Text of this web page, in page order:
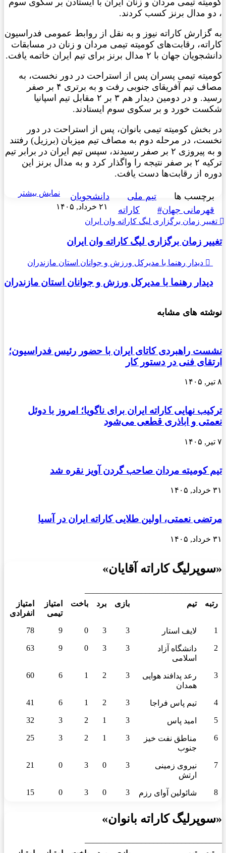
کومیته تیمی مردان و زنان ایران با ایستادن بر سکوی سوم
، دو مدال برنز کسب کردند.
به گزارش کاراته نیوز و به نقل از روابط عمومی فدراسیون
کاراته، رقابت‌های کومیته تیمی مردان و زنان در مسابقات
دانشجویان جهان با ۲ مدال برنز برای تیم ایران خاتمه یافت.
کومیته تیمی پسران پس از استراحت در دور نخست، به
مصاف تیم آفریقای جنوبی رفت و به برتری ۴ بر صفر
رسید. و در دومین دیدار هم ۳ بر ۲ مقابل تیم اسپانیا
شکست خورد و بر سکوی سوم ایستادند.
در بخش کومیته تیمی بانوان، پس از استراحت در دور
نخست، در مرحله دوم به مصاف تیم میزبان (برزیل) رفتند
و به پیروزی ۲ بر صفر رسیدند، سپس تیم ایران در برابر تیم
ترکیه ۲ بر صفر نتیجه را واگذار کرد و به مدال برنز این
دوره از رقابت‌ها دست یافت.
برچسب ها تیم ملی
دانشجویان
قهرمانی جهان#
کاراته ۲۱ خرداد, ۱۴۰۵
نمایش بیشتر
تغییر زمان برگزاری لیگ کاراته وان ایران
تغییر زمان برگزاری لیگ کاراته وان ایران
دیدار رهنما با مدیرکل ورزش و جوانان استان مازندران
دیدار رهنما با مدیرکل ورزش و جوانان استان مازندران
نوشته های مشابه
نشست راهبردی کاتای ایران با حضور رئیس فدراسیون؛
ارتقای فنی در دستور کار
۸ تیر, ۱۴۰۵
ترکیب نهایی کاراته ایران برای ناگویا؛ امروز با دوئل
نعمتی و اباذری قطعی می‌شود
۷ تیر, ۱۴۰۵
تیم کومیته مردان صاحب گردن آویز نقره شد
۳۱ خرداد, ۱۴۰۵
مرتضی نعمتی، اولین طلایی کاراته ایران در آسیا
۳۱ خرداد, ۱۴۰۵
«سوپرلیگ کاراته آقایان»
رتبه
تیم بازی برد باخت
امتیاز
تیمی
امتیاز
انفرادی
1
لایف استار 3
3
0
9
78
2
دانشگاه آزاد
اسلامی
3
3
0
9
63
3
رعد پدافند هوایی
همدان
3
2
1
6
60
4 تیم پاس فراجا 3
2
1
6
41
5 امید پاس 3
1
2
3
32
6
مناطق نفت خیز
جنوب
3
1
2
3
25
7
نیروی زمینی
ارتش
3
0
3
0
21
8 شائولین آوای رزم 3
0
3
0
15
«سوپرلیگ کاراته بانوان»